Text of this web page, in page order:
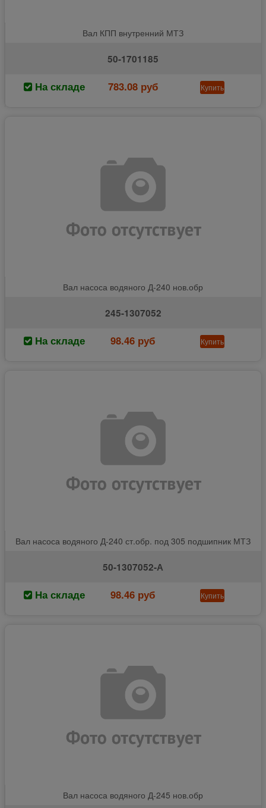
Вал КПП внутренний МТЗ
50-1701185
На складе 783.08 руб Купить
Вал насоса водяного Д-240 нов.обр
245-1307052
На складе 98.46 руб Купить
Вал насоса водяного Д-240 ст.обр. под 305 подшипник МТЗ
50-1307052-А
На складе 98.46 руб Купить
Вал насоса водяного Д-245 нов.обр